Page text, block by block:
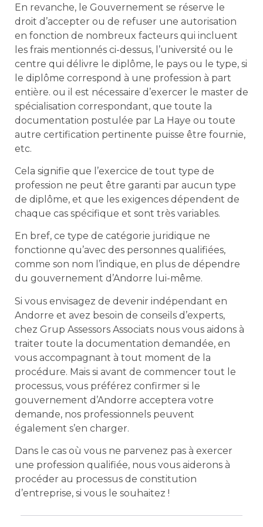
En revanche, le Gouvernement se réserve le
droit d’accepter ou de refuser une autorisation
en fonction de nombreux facteurs qui incluent
les frais mentionnés ci-dessus, l’université ou le
centre qui délivre le diplôme, le pays ou le type, si
le diplôme correspond à une profession à part
entière. ou il est nécessaire d’exercer le master de
spécialisation correspondant, que toute la
documentation postulée par La Haye ou toute
autre certification pertinente puisse être fournie,
etc.
Cela signifie que l’exercice de tout type de
profession ne peut être garanti par aucun type
de diplôme, et que les exigences dépendent de
chaque cas spécifique et sont très variables.
En bref, ce type de catégorie juridique ne
fonctionne qu’avec des personnes qualifiées,
comme son nom l’indique, en plus de dépendre
du gouvernement d’Andorre lui-même.
Si vous envisagez de devenir indépendant en
Andorre et avez besoin de conseils d’experts,
chez Grup Assessors Associats nous vous aidons à
traiter toute la documentation demandée, en
vous accompagnant à tout moment de la
procédure. Mais si avant de commencer tout le
processus, vous préférez confirmer si le
gouvernement d’Andorre acceptera votre
demande, nos professionnels peuvent
également s’en charger.
Dans le cas où vous ne parvenez pas à exercer
une profession qualifiée, nous vous aiderons à
procéder au processus de constitution
d’entreprise, si vous le souhaitez !